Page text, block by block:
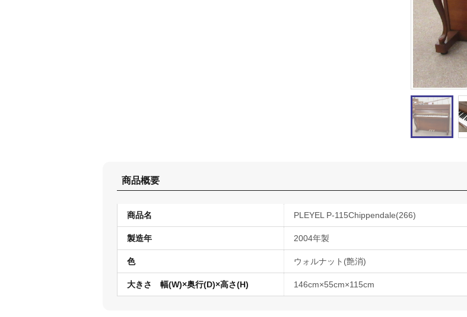
商品概要
商品名 PLEYEL P-115Chippendale(266)
製造年 2004年製
色 ウォルナット(艶消)
大きさ 幅(W)×奥行(D)×高さ(H) 146cm×55cm×115cm